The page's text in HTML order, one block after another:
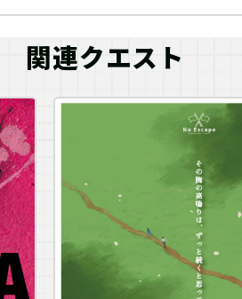
関連クエスト